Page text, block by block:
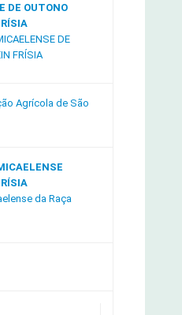
DE OUTONO